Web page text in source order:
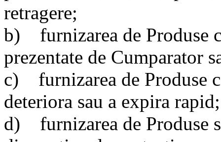
retragere;
b) furnizarea de Produse
prezentate de Cumparator
c) furnizarea de Produse
deteriora sau a expira rapid;
d) furnizarea de Produse